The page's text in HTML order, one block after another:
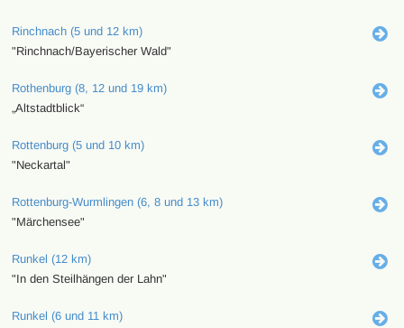
Rinchnach (5 und 12 km)
"Rinchnach/Bayerischer Wald"
Rothenburg (8, 12 und 19 km)
„Altstadtblick“
Rottenburg (5 und 10 km)
"Neckartal"
Rottenburg-Wurmlingen (6, 8 und 13 km)
"Märchensee"
Runkel (12 km)
"In den Steilhängen der Lahn"
Runkel (6 und 11 km)